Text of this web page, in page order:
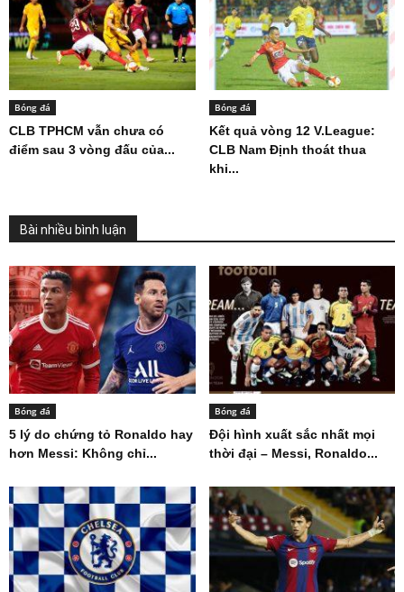
Bóng đá
CLB TPHCM vẫn chưa có
điểm sau 3 vòng đấu của...
Bóng đá
Kết quả vòng 12 V.League:
CLB Nam Định thoát thua
khi...
Bài nhiều bình luận
Bóng đá
5 lý do chứng tỏ Ronaldo hay
hơn Messi: Không chỉ...
Bóng đá
Đội hình xuất sắc nhất mọi
thời đại – Messi, Ronaldo...